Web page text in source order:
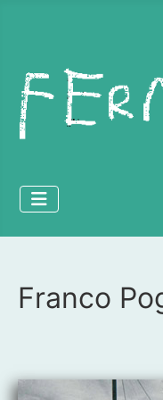
Dettagli
Franco